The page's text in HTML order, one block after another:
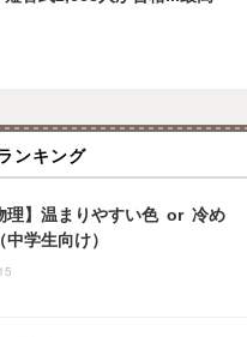
ンキング
理】温まりやすい色 or 冷め
学生向け）